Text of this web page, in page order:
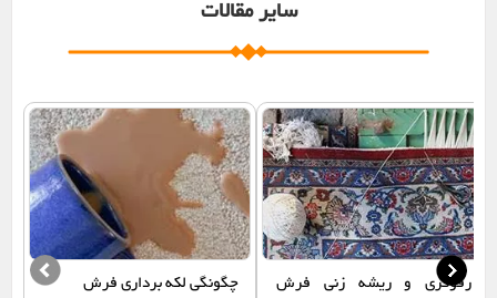
سایر مقالات
چگونگی لکه برداری فرش
رفوگری و ریشه زنی فرش